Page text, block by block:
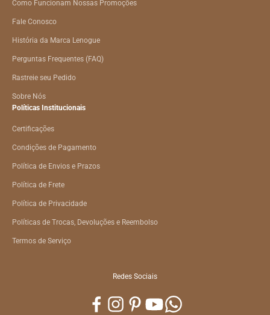
Como Funcionam Nossas Promoções
Fale Conosco
História da Marca Lenogue
Perguntas Frequentes (FAQ)
Rastreie seu Pedido
Sobre Nós
Políticas Institucionais
Certificações
Condições de Pagamento
Política de Envios e Prazos
Política de Frete
Política de Privacidade
Políticas de Trocas, Devoluções e Reembolso
Termos de Serviço
Redes Sociais